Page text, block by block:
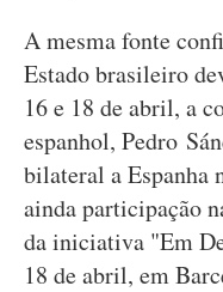
A mesma fonte
Estado brasileiro
16 e 18 de abril, a
espanhol, Pedro
bilateral a Espanha
ainda participação
da iniciativa "Em
18 de abril, em